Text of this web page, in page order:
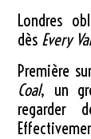
Londres
dès Every
Première
Coal, un
regarder